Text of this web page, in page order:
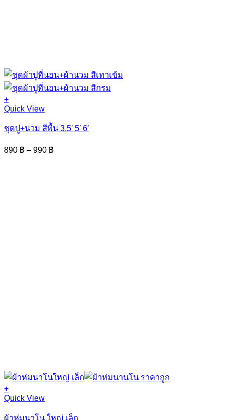
+
This
has
multiple
variants.
The
Quick View
ชุดปู+นวม สีพื้น 3.5′ 5′ 6′
890 ฿ – 990 ฿
+
This
has
Quick View
ผ้าห่มนาโน ใหญ่ เล็ก